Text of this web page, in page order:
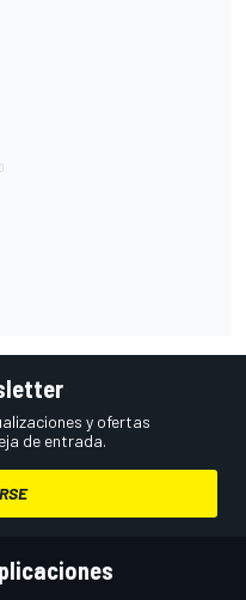
y ofertas
de entrada.